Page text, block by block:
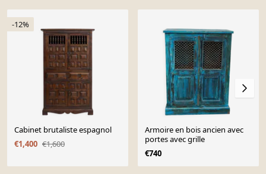
-12%
Cabinet brutaliste espagnol
€1,400 €1,600
Armoire en bois ancien avec
portes avec grille
€740